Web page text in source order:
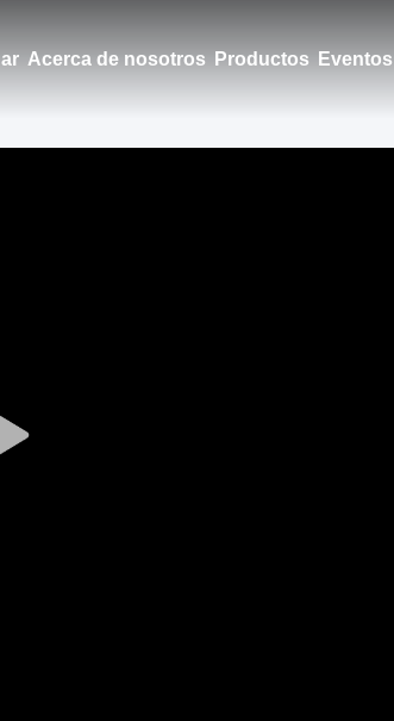
Acerca de nosotros Productos Eventos
Play